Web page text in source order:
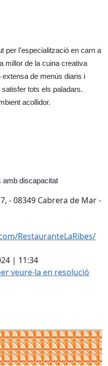
per l'especialització en carn a
millor de la cuina creativa
de menús diaris i
tots els paladars.
acollidor.
amb discapacitat
- 08349 Cabrera de Mar -
RestauranteLaRibes/
| 11:34
veure-la en resolució